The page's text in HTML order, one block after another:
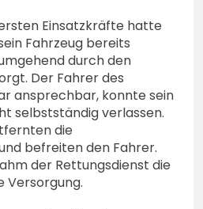
Einsatzkräfte hatte
Fahrzeug bereits
durch den
Der Fahrer des
ansprechbar, konnte sein
selbstständig verlassen.
die
befreiten den Fahrer.
der Rettungsdienst die
Versorgung.